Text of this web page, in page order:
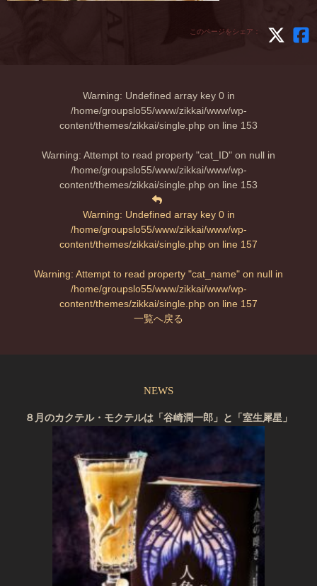
このページをシェア：
Warning: Undefined array key 0 in
/home/groupslo55/www/zikkai/www/wp-
content/themes/zikkai/single.php on line 153
Warning: Attempt to read property "cat_ID" on null in
/home/groupslo55/www/zikkai/www/wp-
content/themes/zikkai/single.php on line 153
Warning: Undefined array key 0 in
/home/groupslo55/www/zikkai/www/wp-
content/themes/zikkai/single.php on line 157
Warning: Attempt to read property "cat_name" on null in
/home/groupslo55/www/zikkai/www/wp-
content/themes/zikkai/single.php on line 157
一覧へ戻る
NEWS
８月のカクテル・モクテルは「谷崎潤一郎」と「室生犀星」